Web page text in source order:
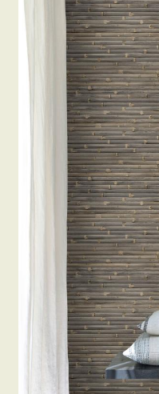
Tapéta BLOG
Mi az a fotótapéta?
Tapétázási tanácsok
Beton hatású tapéták
Kapcsolat